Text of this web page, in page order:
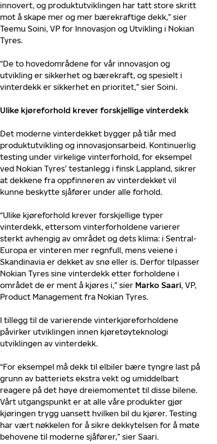
innovert, og produktutviklingen har tatt store skritt
mot å skape mer og mer bærekraftige dekk,” sier
Teemu Soini, VP for Innovasjon og Utvikling i Nokian
Tyres.
“De to hovedområdene for vår innovasjon og
utvikling er sikkerhet og bærekraft, og spesielt i
vinterdekk er sikkerhet en prioritet,” sier Soini.
Ulike kjøreforhold krever forskjellige vinterdekk
Det moderne vinterdekket bygger på tiår med
produktutvikling og innovasjonsarbeid. Kontinuerlig
testing under virkelige vinterforhold, for eksempel
ved Nokian Tyres’ testanlegg i finsk Lappland, sikrer
at dekkene fra oppfinneren av vinterdekket vil
kunne beskytte sjåfører under alle forhold.
“Ulike kjøreforhold krever forskjellige typer
vinterdekk, ettersom vinterforholdene varierer
sterkt avhengig av området og dets klima: i Sentral-
Europa er vinteren mer regnfull, mens veiene i
Skandinavia er dekket av snø eller is. Derfor tilpasser
Nokian Tyres sine vinterdekk etter forholdene i
området de er ment å kjøres i,” sier Marko Saari, VP,
Product Management fra Nokian Tyres.
I tillegg til de varierende vinterkjøreforholdene
påvirker utviklingen innen kjøretøyteknologi
utviklingen av vinterdekk.
“For eksempel må dekk til elbiler bære tyngre last på
grunn av batteriets ekstra vekt og umiddelbart
reagere på det høye dreiemomentet til disse bilene.
Vårt utgangspunkt er at alle våre produkter gjør
kjøringen trygg uansett hvilken bil du kjører. Testing
har vært nøkkelen for å sikre dekkytelsen for å møte
behovene til moderne sjåfører,” sier Saari.